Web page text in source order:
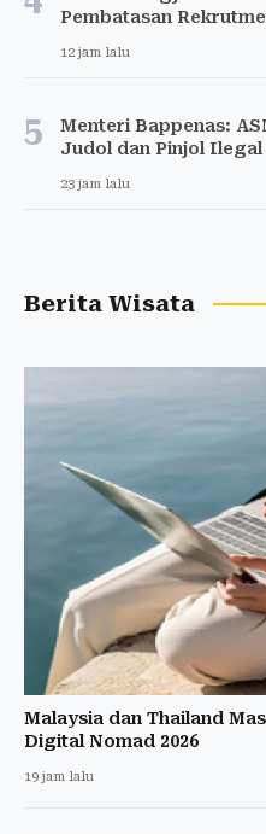
Pembatasan
12 jam lalu
5
Menteri Bappenas:
Judol dan Pinjol Ilegal
23 jam lalu
Berita Wisata
Malaysia dan Thailand
Digital Nomad 2026
19 jam lalu